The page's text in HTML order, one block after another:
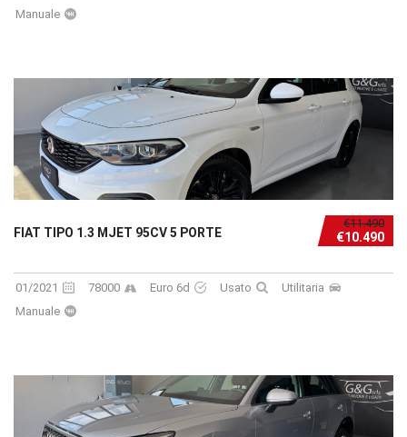
Manuale
€11.490
€10.490
FIAT TIPO 1.3 MJET 95CV 5 PORTE
01/2021 78000 Euro 6d Usato
Utilitaria
Manuale